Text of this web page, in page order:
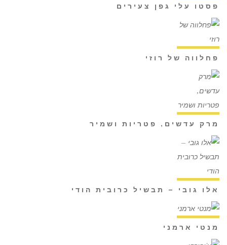
פסטו עלי גפן צעירים
פחלווה של רוזי
מרק עדשים, פטריות ושמיר
אלו גובי – תבשיל כרובית הודי
מנטי ארמני